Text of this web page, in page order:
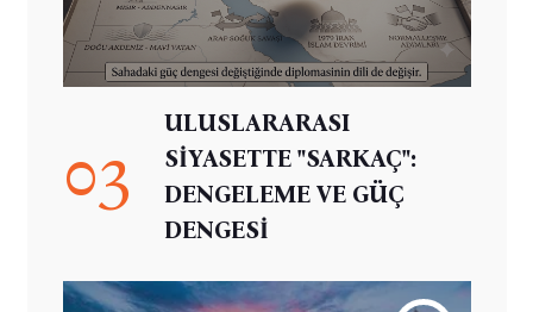
03
ULUSLARARASI
SİYASETTE "SARKAÇ":
DENGELEME VE GÜÇ
DENGESİ